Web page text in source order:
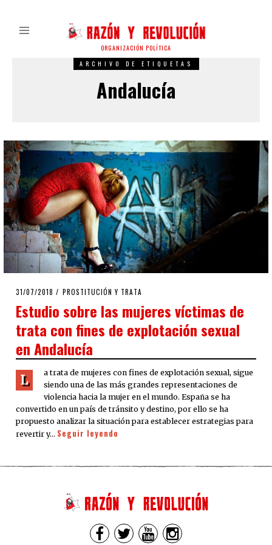
ORGANIZACIÓN POLÍTICA
ARCHIVO DE ETIQUETAS
Andalucía
POSTED
31/07/2018 PROSTITUCIÓN Y TRATA
Estudio sobre las mujeres víctimas de
trata con fines de explotación sexual
en Andalucía
L
a trata de mujeres con fines de explotación sexual, sigue
siendo una de las más grandes representaciones de
violencia hacia la mujer en el mundo. España se ha
convertido en un país de tránsito y destino, por ello se ha
propuesto analizar la situación para establecer estrategias para
revertir y… Seguir leyendo